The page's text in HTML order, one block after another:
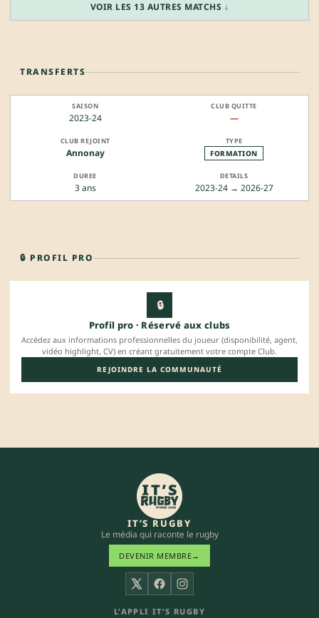
VOIR LES 13 AUTRES MATCHS ↓
TRANSFERTS
2023-24 —
Annonay FORMATION
3 ans 2023-24 → 2026-27
🔒 PROFIL PRO
🔒
Profil pro · Réservé aux clubs
Accédez aux informations professionnelles du joueur (disponibilité, agent,
vidéo highlight, CV) en créant gratuitement votre compte Club.
REJOINDRE LA COMMUNAUTÉ
IT’S RUGBY
Le média qui raconte le rugby
DEVENIR MEMBRE→
X FacebookInstagram
L’APPLI IT’S RUGBY